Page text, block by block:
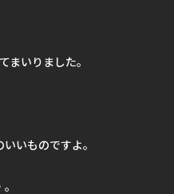
まいりました。
いものですよ。